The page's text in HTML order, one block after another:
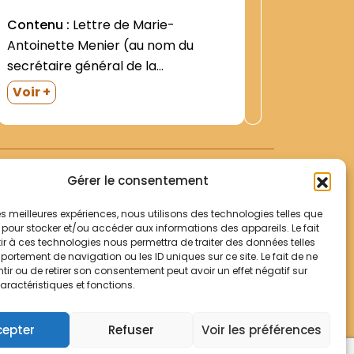
Gérer le consentement
meilleures expériences, nous utilisons des technologies telles que
stocker et/ou accéder aux informations des appareils. Le fait
à ces technologies nous permettra de traiter des données telles
de navigation ou les ID uniques sur ce site. Le fait de ne
ou de retirer son consentement peut avoir un effet négatif sur
et fonctions.
Refuser Voir les préférences
Contenu :
Antoinette Menier (au nom du
secrétaire général de la
Commission)- demandant à être
informée éventuellement de
l'existence d'archives concernant
l'Asie et l'Océanie (Paris- 20 août
Lionel Sonnet (Rennes- 26 oct.
suivant). Lettre...
Voir +
Votre panier
Mentions légales
Politique de cookies
© Archives Franciscaines 2025